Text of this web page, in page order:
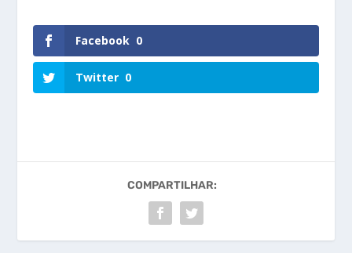
Facebook 0
Twitter 0
COMPARTILHAR: